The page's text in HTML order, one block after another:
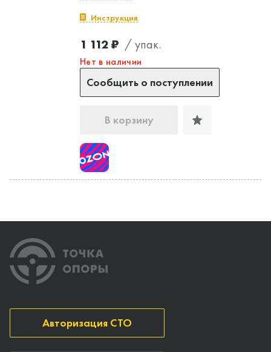
Инструкция
1 112 ₽ / упак.
Нет в наличии
Сообщить о поступлении
В корзину
Авторизация СТО